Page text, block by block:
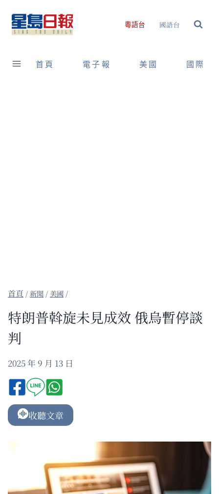
content
粵語台 國語台
首頁 電子報 美國 國際
/新聞 / 美國 /
特朗普斡旋未見成效 俄烏暫停談
判
2025 年 9 月 13 日
收聽文章